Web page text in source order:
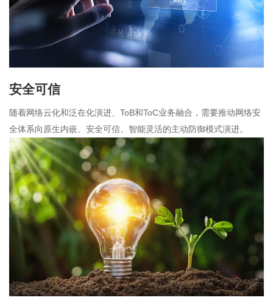
安全可信
随着网络云化和泛在化演进、ToB和ToC业务融合，需要推动网络安
全体系向原生内嵌、安全可信、智能灵活的主动防御模式演进。